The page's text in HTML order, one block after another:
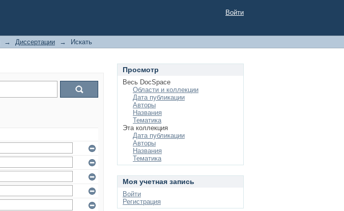
Войти
→ Диссертации → Искать
Просмотр
Весь DocSpace
Области и коллекции
Дата публикации
Авторы
Названия
Тематика
Эта коллекция
Дата публикации
Авторы
Названия
Тематика
Моя учетная запись
Войти
Регистрация